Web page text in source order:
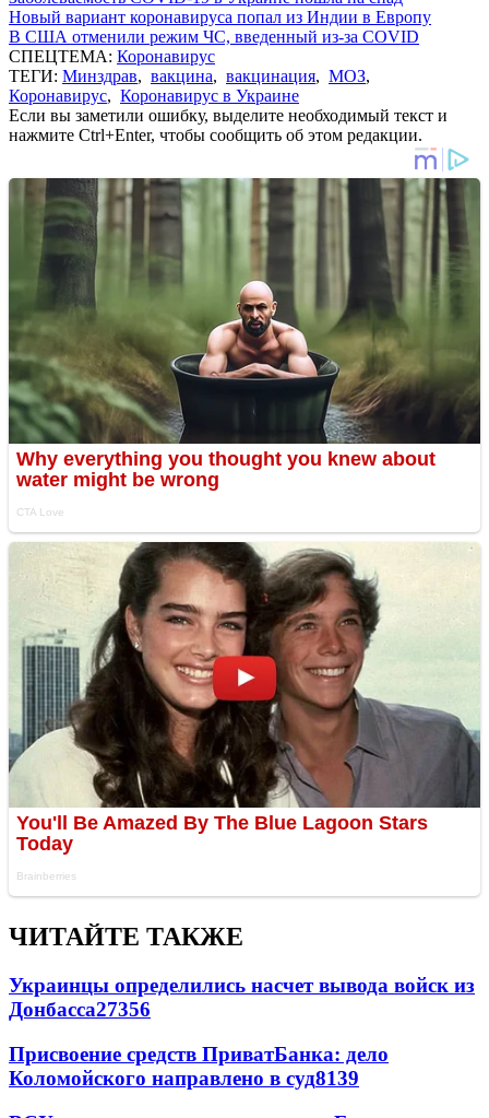
Новый вариант коронавируса попал из Индии в Европу
В США отменили режим ЧС, введенный из-за COVID
СПЕЦТЕМА: Коронавирус
ТЕГИ: Минздрав, вакцина, вакцинация, МОЗ,
Коронавирус, Коронавирус в Украине
Если вы заметили ошибку, выделите необходимый текст и
нажмите Ctrl+Enter, чтобы сообщить об этом редакции.
ЧИТАЙТЕ ТАКЖЕ
Украинцы определились насчет вывода войск из
Донбасса27356
Присвоение средств ПриватБанка: дело
Коломойского направлено в суд8139